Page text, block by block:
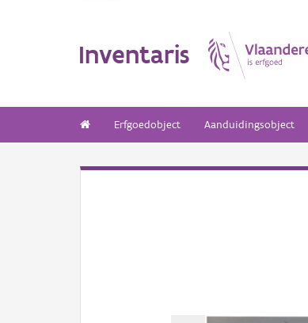
Inventaris
Erfgoedobject Aanduidingsobject